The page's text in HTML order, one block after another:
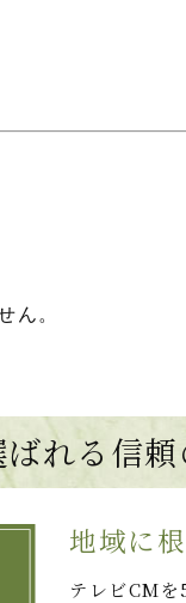
ん。
れる 信
地域に
テレビCM